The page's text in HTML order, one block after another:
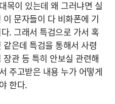
목이 있는데 왜 그러냐면 실
문자들이 다 비화폰에 기
. 그래서 특검으로 가서 혹
은데 특검을 통해서 사령
관 등 특히 안보실 관련해
주고받은 내용 누가 어떻게
한다.